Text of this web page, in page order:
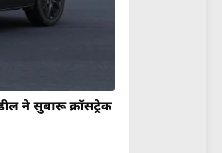
ने सुबारू क्रॉसट्रेक